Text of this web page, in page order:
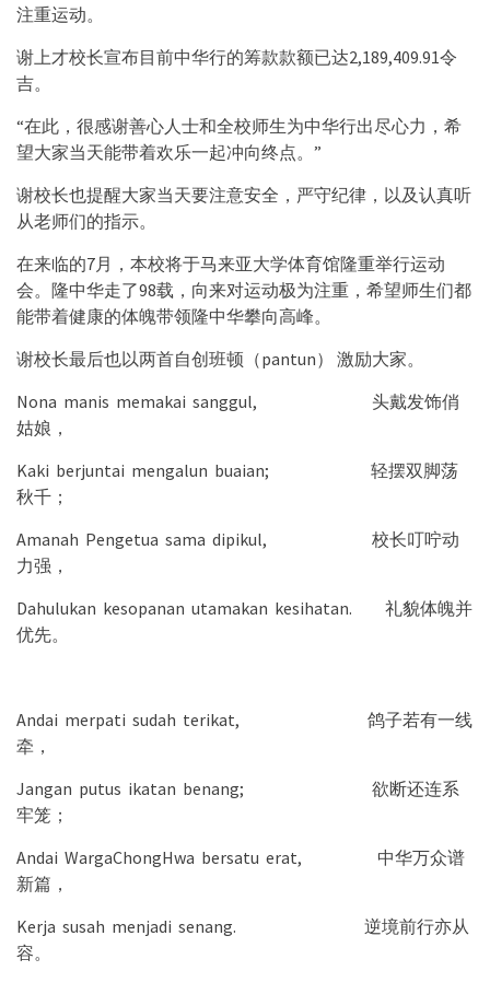
注重运动。
谢上才校长宣布目前中华行的筹款款额已达2,189,409.91令
吉。
“在此，很感谢善心人士和全校师生为中华行出尽心力，希
望大家当天能带着欢乐一起冲向终点。”
谢校长也提醒大家当天要注意安全，严守纪律，以及认真听
从老师们的指示。
在来临的7月，本校将于马来亚大学体育馆隆重举行运动
会。隆中华走了98载，向来对运动极为注重，希望师生们都
能带着健康的体魄带领隆中华攀向高峰。
谢校长最后也以两首自创班顿（pantun） 激励大家。
Nona manis memakai sanggul, 头戴发饰俏
姑娘，
Kaki berjuntai mengalun buaian; 轻摆双脚荡
秋千；
Amanah Pengetua sama dipikul, 校长叮咛动
力强，
Dahulukan kesopanan utamakan kesihatan. 礼貌体魄并
优先。
Andai merpati sudah terikat, 鸽子若有一线
牵，
Jangan putus ikatan benang; 欲断还连系
牢笼；
Andai WargaChongHwa bersatu erat, 中华万众谱
新篇，
Kerja susah menjadi senang. 逆境前行亦从
容。